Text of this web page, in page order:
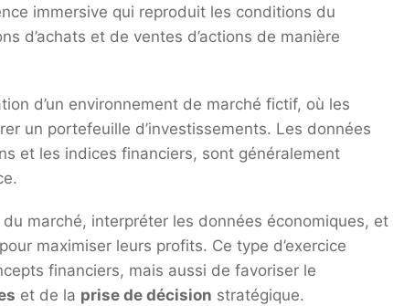
immersive qui reproduit les conditions du
d’achats et de ventes d’actions de manière
d’un environnement de marché fictif, où les
un portefeuille d’investissements. Les données
et les indices financiers, sont généralement
marché, interpréter les données économiques, et
pour maximiser leurs profits. Ce type d’exercice
financiers, mais aussi de favoriser le
et de la prise de décision stratégique.